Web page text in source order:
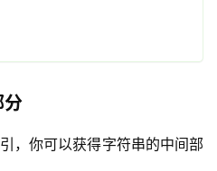
分
，你可以获得字符串的中间部